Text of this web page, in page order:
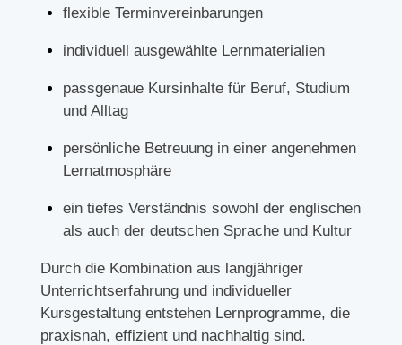
flexible Terminvereinbarungen
individuell ausgewählte Lernmaterialien
passgenaue Kursinhalte für Beruf, Studium
und Alltag
persönliche Betreuung in einer angenehmen
Lernatmosphäre
ein tiefes Verständnis sowohl der englischen
als auch der deutschen Sprache und Kultur
Durch die Kombination aus langjähriger
Unterrichtserfahrung und individueller
Kursgestaltung entstehen Lernprogramme, die
praxisnah, effizient und nachhaltig sind.